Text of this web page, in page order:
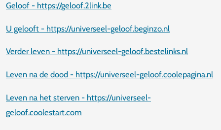
Geloof - https://geloof.2link.be
U gelooft - https://universeel-geloof.beginzo.nl
Verder leven - https://universeel-geloof.bestelinks.nl
Leven na de dood - https://universeel-geloof.coolepagina.nl
Leven na het sterven - https://universeel-
geloof.coolestart.com